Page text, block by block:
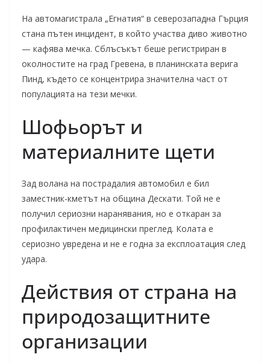
На автомагистрала „Егнатия“ в северозападна Гърция
стана пътен инцидент, в който участва диво животно
— кафява мечка. Сблъсъкът беше регистриран в
околностите на град Гревена, в планинската верига
Пинд, където се концентрира значителна част от
популацията на тези мечки.
Шофьорът и
материалните щети
Зад волана на пострадалия автомобил е бил
заместник-кметът на община Дескати. Той не е
получил сериозни наранявания, но е откаран за
профилактичен медицински преглед. Колата е
сериозно увредена и не е годна за експлоатация след
удара.
Действия от страна на
природозащитните
организации